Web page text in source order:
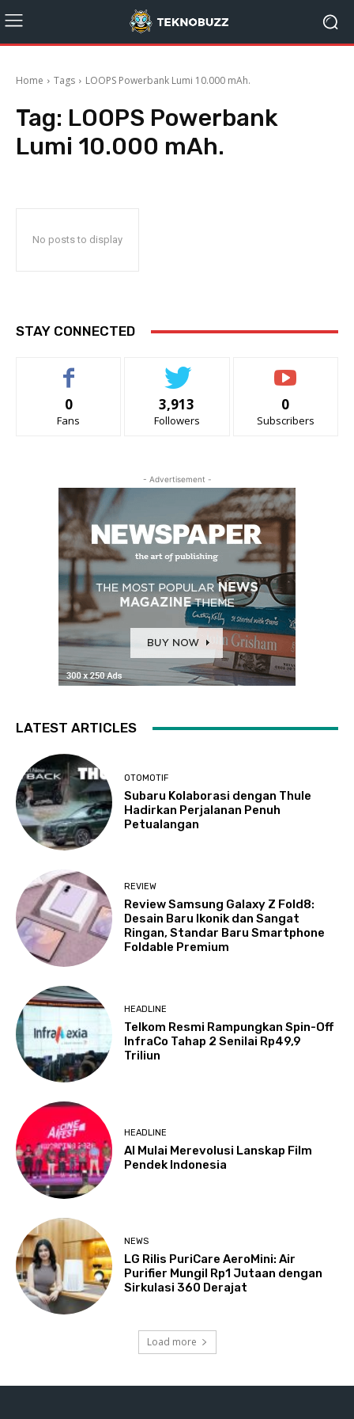
Home Tags LOOPS Powerbank Lumi 10.000 mAh.
Tag: LOOPS Powerbank
Lumi 10.000 mAh.
No posts to display
STAY CONNECTED
0
Fans
3,913
Followers
0
Subscribers
- Advertisement -
LATEST ARTICLES
OTOMOTIF
Subaru Kolaborasi dengan Thule
Hadirkan Perjalanan Penuh
Petualangan
REVIEW
Review Samsung Galaxy Z Fold8:
Desain Baru Ikonik dan Sangat
Ringan, Standar Baru Smartphone
Foldable Premium
HEADLINE
Telkom Resmi Rampungkan Spin-Off
InfraCo Tahap 2 Senilai Rp49,9
Triliun
HEADLINE
AI Mulai Merevolusi Lanskap Film
Pendek Indonesia
NEWS
LG Rilis PuriCare AeroMini: Air
Purifier Mungil Rp1 Jutaan dengan
Sirkulasi 360 Derajat
Load more